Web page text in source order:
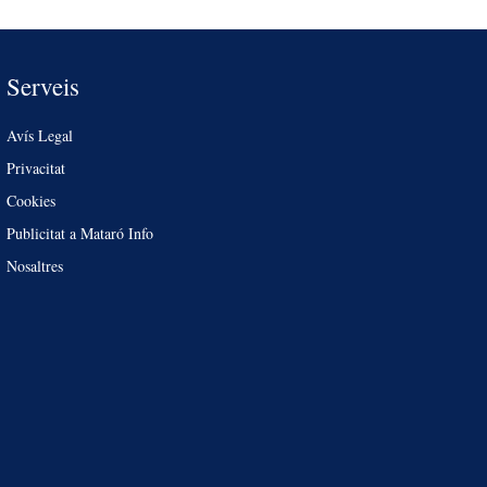
Serveis
Avís Legal
Privacitat
Cookies
Publicitat a Mataró Info
Nosaltres